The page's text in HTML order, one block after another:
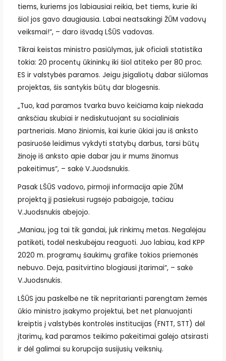
tiems, kuriems jos labiausiai reikia, bet tiems, kurie iki
šiol jos gavo daugiausia. Labai neatsakingi ŽŪM vadovų
veiksmai!“, – daro išvadą LŠŪS vadovas.
Tikrai keistas ministro pasiūlymas, juk oficiali statistika
tokia: 20 procentų ūkininkų iki šiol atiteko per 80 proc.
ES ir valstybės paramos. Jeigu įsigaliotų dabar siūlomas
projektas, šis santykis būtų dar blogesnis.
„Tuo, kad paramos tvarka buvo keičiama kaip niekada
anksčiau skubiai ir nediskutuojant su socialiniais
partneriais. Mano žiniomis, kai kurie ūkiai jau iš anksto
pasiruošė leidimus vykdyti statybų darbus, tarsi būtų
žinoję iš anksto apie dabar jau ir mums žinomus
pakeitimus“, – sakė V.Juodsnukis.
Pasak LŠŪS vadovo, pirmoji informacija apie ŽŪM
projektą jį pasiekusi rugsėjo pabaigoje, tačiau
V.Juodsnukis abejojo.
„Maniau, jog tai tik gandai, juk rinkimų metas. Negalėjau
patikėti, todėl neskubėjau reaguoti. Juo labiau, kad KPP
2020 m. programų šaukimų grafike tokios priemonės
nebuvo. Deja, pasitvirtino blogiausi įtarimai“, – sakė
V.Juodsnukis.
LŠŪS jau paskelbė ne tik nepritarianti parengtam žemės
ūkio ministro įsakymo projektui, bet net planuojanti
kreiptis į valstybės kontrolės institucijas (FNTT, STT) dėl
įtarimų, kad paramos teikimo pakeitimai galėjo atsirasti
ir dėl galimai su korupcija susijusių veiksnių.